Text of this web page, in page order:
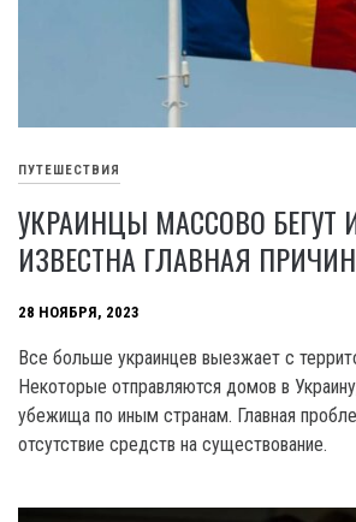
ПУТЕШЕСТВИЯ
УКРАИНЦЫ МАССОВО БЕГУТ
ИЗВЕСТНА ГЛАВНАЯ
28 НОЯБРЯ, 2023
Все больше украинцев выезжает с
Некоторые отправляются домов в
убежища по иным странам. Главная
отсутствие средств на существование.